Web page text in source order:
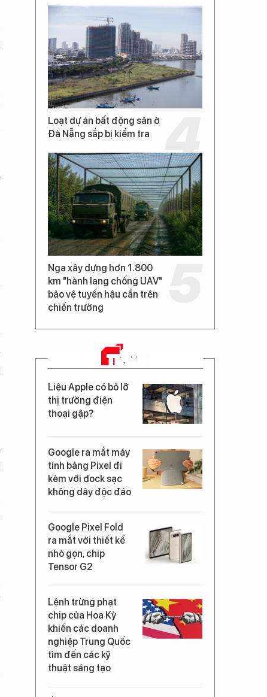
Loạt dự án bất động sản ở
Đà Nẵng sắp bị kiểm tra
Nga xây dựng hơn 1.800
km "hành lang chống UAV"
bảo vệ tuyến hậu cần trên
chiến trường
TIN MỚI
Liệu Apple có bỏ lỡ
thị trường điện
thoại gập?
Google ra mắt máy
tính bảng Pixel đi
kèm với dock sạc
không dây độc đáo
Google Pixel Fold
ra mắt với thiết kế
nhỏ gọn, chip
Tensor G2
Lệnh trừng phạt
chip của Hoa Kỳ
khiến các doanh
nghiệp Trung Quốc
tìm đến các kỹ
thuật sáng tạo